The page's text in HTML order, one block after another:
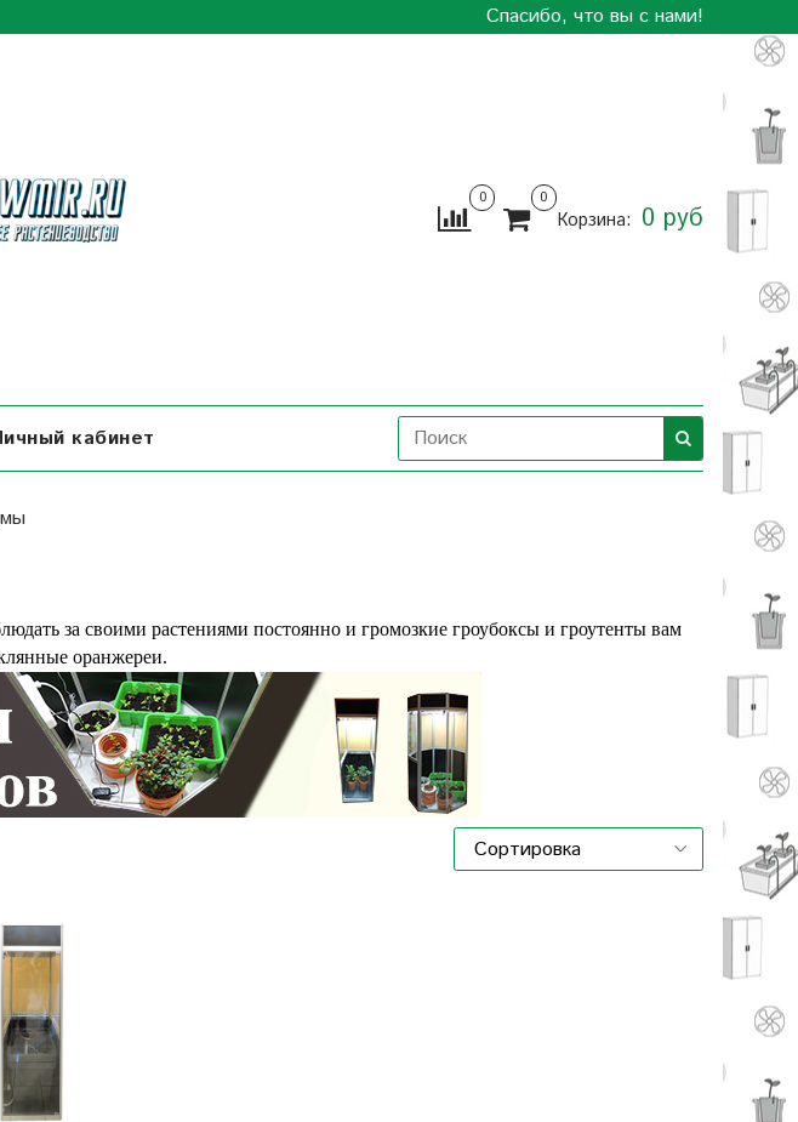
Спасибо, что вы с нами!
0 0
Корзина: 0 руб
кабинет
за своими растениями постоянно и громозкие гроубоксы и гроутенты вам
оранжереи.